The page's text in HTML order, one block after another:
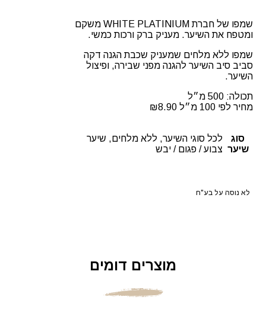
שמפו של חברת WHITE PLATINIUM משקם
ומטפח את השיער. מעניק ברק ורכות כמשי.
שמפו ללא מלחים שמעניק שכבת הגנה דקה
סביב סיב ‏השיער להגנה מפני שבירה, ופיצול
השיער.
תכולה: 500 מ״ל
מחיר לפי 100 מ״ל
₪8.90
סוג
שיער
לכל סוגי השיער, ללא מלחים, שיער
צבוע / פגום / יבש
לא נוסה על בע"ח
מוצרים דומים